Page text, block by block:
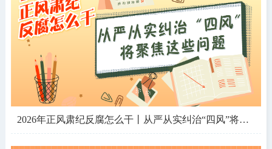
2026年正风肃纪反腐怎么干丨从严从实纠治“四风”将聚焦这些问题